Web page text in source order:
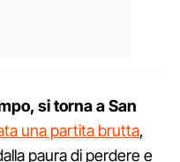
si torna a San
una partita brutta,
paura di perdere e